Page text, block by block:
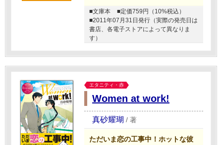
■文庫本
■定価759円（10%税込）
■2011年07月31日発行（実際の発売日は
書店、各電子ストアによって異なりま
す）
エタニティ・赤
Women at work!
真砂耀瑚 / 著
ただいま恋の工事中！ホットな彼